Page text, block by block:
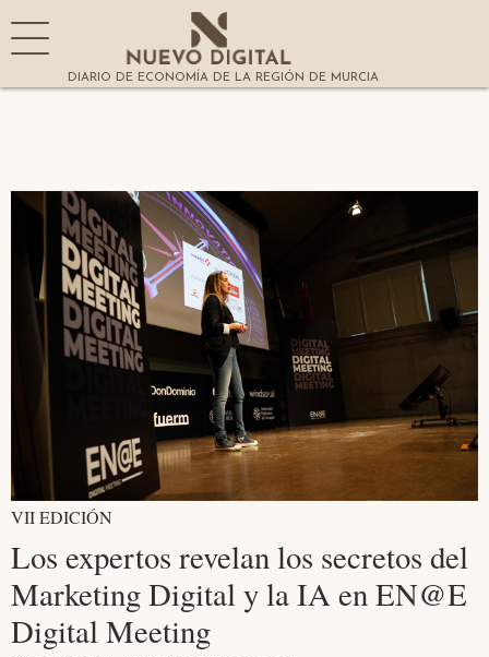
DIARIO DE ECONOMÍA DE LA REGIÓN DE MURCIA
VII EDICIÓN
Los expertos revelan los secretos del
Marketing Digital y la IA en EN@E
Digital Meeting